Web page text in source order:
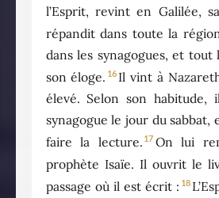
l’Esprit, revint en Galilée,
répandit dans toute la
dans les synagogues, et tout
son éloge. 16 Il vint à
élevé. Selon son habitude,
synagogue le jour du sabbat,
faire la lecture. 17 On lui
prophète Isaïe. Il ouvrit le
passage où il est écrit : 18